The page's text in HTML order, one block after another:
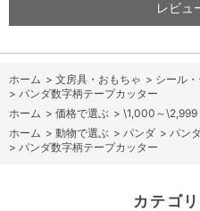
レビュ
ホーム > 文房具・おもちゃ > シール
> パンダ数字柄テープカッター
ホーム > 価格で選ぶ > \1,000～\2,999
ホーム > 動物で選ぶ > パンダ > パン
> パンダ数字柄テープカッター
カテゴ